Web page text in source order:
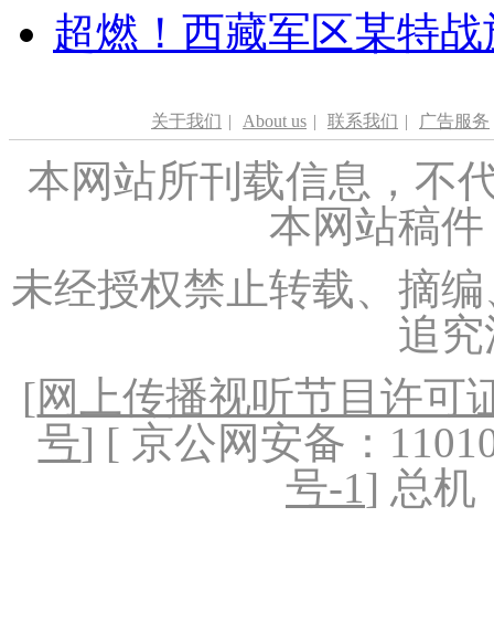
超燃！西藏军区某特
关于我们 | About us | 联系我们 | 广告服务
本网站所刊载信息，不
本网站稿
未经授权禁止转载、摘
追
[网上传播视听节目许可
号] [ 京公网安备：
号-1] 总机